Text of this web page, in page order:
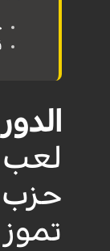
لعب
حزب
تموز عام 2006، حيث أظهر حزب